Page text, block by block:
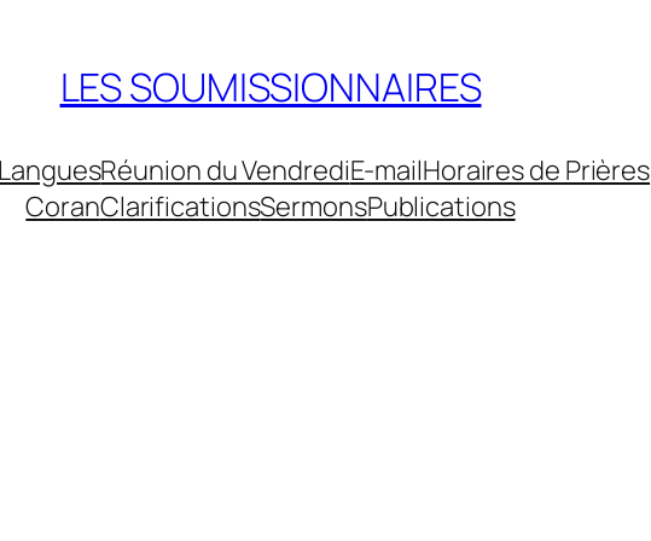
LES SOUMISSIONNAIRES
LanguesRéunion du VendrediE-mailHoraires de Prières
CoranClarificationsSermonsPublications